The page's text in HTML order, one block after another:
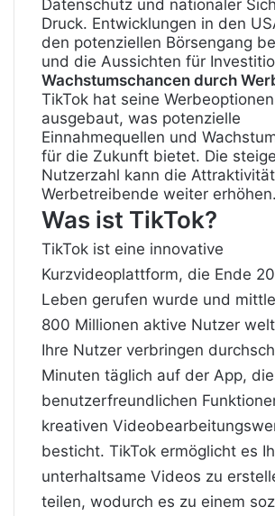
Datenschutz und nationaler
Druck. Entwicklungen in den
den potenziellen Börsengang
und die Aussichten für
Wachstumschancen durch
TikTok hat seine
ausgebaut, was potenzielle
Einnahmequellen und
für die Zukunft bietet. Die
Nutzerzahl kann die
Werbetreibende weiter erhöhen.
Was ist TikTok?
TikTok ist eine innovative
Kurzvideoplattform, die Ende
Leben gerufen wurde und
800 Millionen aktive Nutzer
Ihre Nutzer verbringen
Minuten täglich auf der App,
benutzerfreundlichen
kreativen
besticht. TikTok ermöglicht es
unterhaltsame Videos zu
teilen, wodurch es zu einem